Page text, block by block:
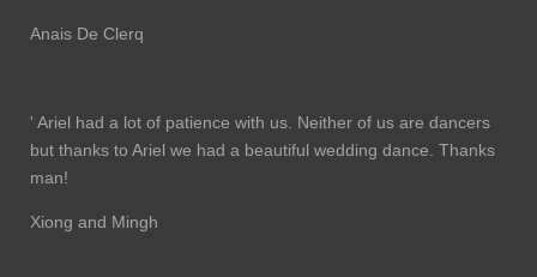
Anais De Clerq
' Ariel had a lot of patience with us. Neither of us are dancers
but thanks to Ariel we had a beautiful wedding dance. Thanks
man!
Xiong and Mingh